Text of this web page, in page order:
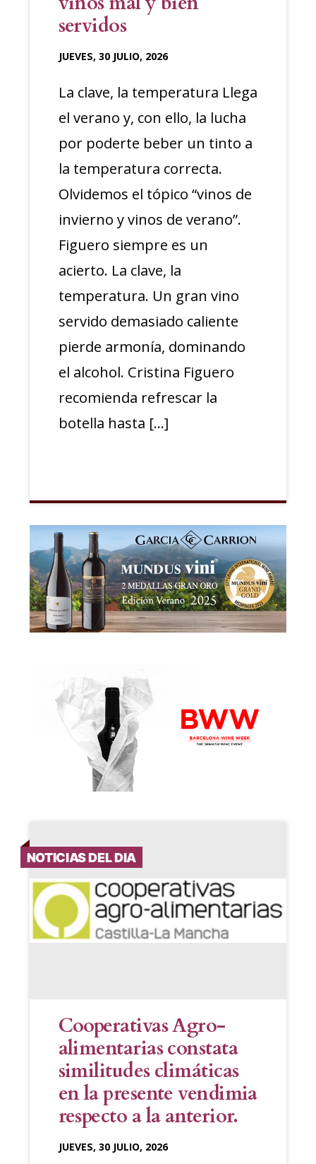
servidos
JUEVES, 30 JULIO, 2026
La clave, la temperatura Llega
el verano y, con ello, la lucha
por poderte beber un tinto a
la temperatura correcta.
Olvidemos el tópico “vinos de
invierno y vinos de verano”.
Figuero siempre es un
acierto. La clave, la
temperatura. Un gran vino
servido demasiado caliente
pierde armonía, dominando
el alcohol. Cristina Figuero
recomienda refrescar la
botella hasta […]
NOTICIAS DEL DIA
Cooperativas Agro-
alimentarias constata
similitudes climáticas
en la presente vendimia
respecto a la anterior.
JUEVES, 30 JULIO, 2026